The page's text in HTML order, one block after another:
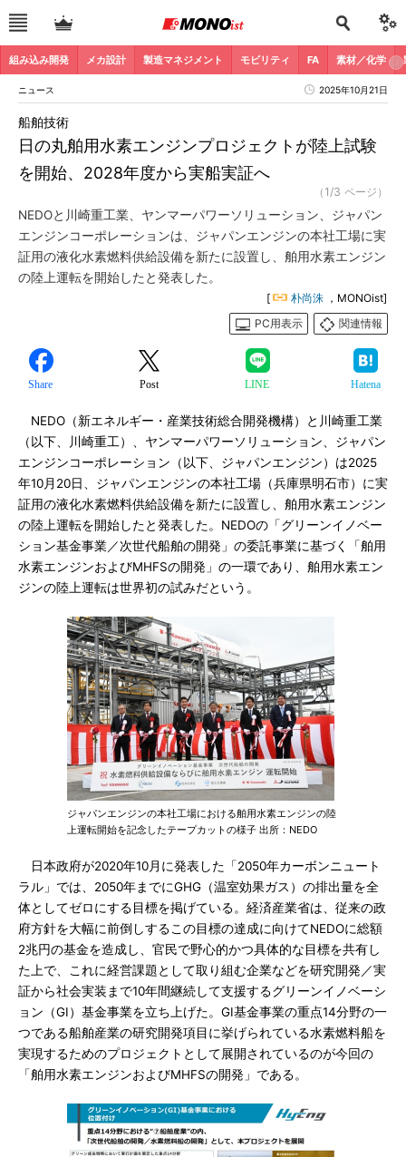
組み込み開発 メカ設計 製造マネジメント モビリティ FA 素材／化学
ニュース 2025年10月21日
日の丸舶用水素エンジンプロジェクトが陸上試験
を開始、2028年度から実船実証へ
船舶技術
（1/3 ページ）
NEDOと川崎重工業、ヤンマーパワーソリューション、ジャパン
エンジンコーポレーションは、ジャパンエンジンの本社工場に実
証用の液化水素燃料供給設備を新たに設置し、舶用水素エンジン
の陸上運転を開始したと発表した。
[ 朴尚洙 ，MONOist]
PC用表示
関連情報
Share Post LINE Hatena
NEDO（新エネルギー・産業技術総合開発機構）と川崎重工業
（以下、川崎重工）、ヤンマーパワーソリューション、ジャパン
エンジンコーポレーション（以下、ジャパンエンジン）は2025
年10月20日、ジャパンエンジンの本社工場（兵庫県明石市）に実
証用の液化水素燃料供給設備を新たに設置し、舶用水素エンジン
の陸上運転を開始したと発表した。NEDOの「グリーンイノベー
ション基金事業／次世代船舶の開発」の委託事業に基づく「舶用
水素エンジンおよびMHFSの開発」の一環であり、舶用水素エン
ジンの陸上運転は世界初の試みだという。
ジャパンエンジンの本社工場における舶用水素エンジンの陸
上運転開始を記念したテープカットの様子 出所：NEDO
日本政府が2020年10月に発表した「2050年カーボンニュート
ラル」では、2050年までにGHG（温室効果ガス）の排出量を全
体としてゼロにする目標を掲げている。経済産業省は、従来の政
府方針を大幅に前倒しするこの目標の達成に向けてNEDOに総額
2兆円の基金を造成し、官民で野心的かつ具体的な目標を共有し
た上で、これに経営課題として取り組む企業などを研究開発／実
証から社会実装まで10年間継続して支援するグリーンイノベーシ
ョン（GI）基金事業を立ち上げた。GI基金事業の重点14分野の一
つである船舶産業の研究開発項目に挙げられている水素燃料船を
実現するためのプロジェクトとして展開されているのが今回の
「舶用水素エンジンおよびMHFSの開発」である。